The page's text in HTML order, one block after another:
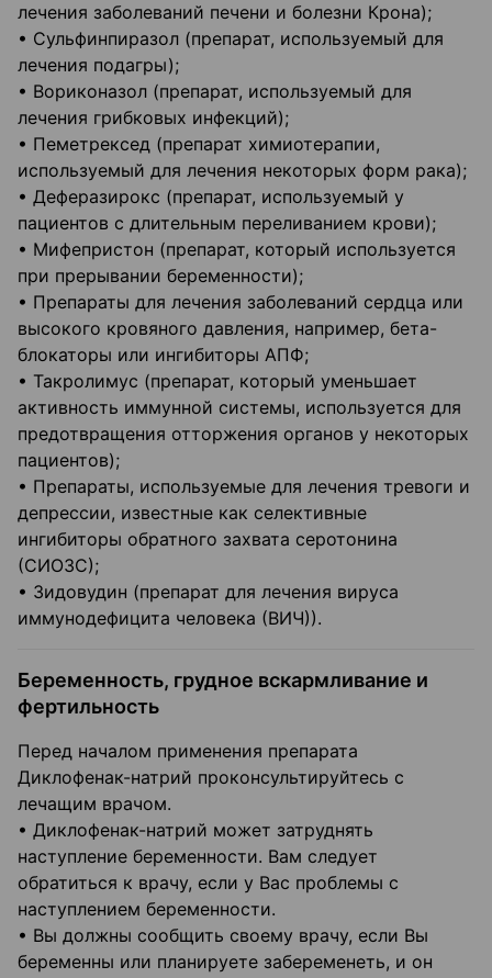
лечения заболеваний печени и болезни Крона);
• Сульфинпиразол (препарат, используемый для
лечения подагры);
• Вориконазол (препарат, используемый для
лечения грибковых инфекций);
• Пеметрексед (препарат химиотерапии,
используемый для лечения некоторых форм рака);
• Деферазирокс (препарат, используемый у
пациентов с длительным переливанием крови);
• Мифепристон (препарат, который используется
при прерывании беременности);
• Препараты для лечения заболеваний сердца или
высокого кровяного давления, например, бета-
блокаторы или ингибиторы АПФ;
• Такролимус (препарат, который уменьшает
активность иммунной системы, используется для
предотвращения отторжения органов у некоторых
пациентов);
• Препараты, используемые для лечения тревоги и
депрессии, известные как селективные
ингибиторы обратного захвата серотонина
(СИОЗС);
• Зидовудин (препарат для лечения вируса
иммунодефицита человека (ВИЧ)).
Беременность, грудное вскармливание и
фертильность
Перед началом применения препарата
Диклофенак-натрий проконсультируйтесь с
лечащим врачом.
• Диклофенак-натрий может затруднять
наступление беременности. Вам следует
обратиться к врачу, если у Вас проблемы с
наступлением беременности.
• Вы должны сообщить своему врачу, если Вы
беременны или планируете забеременеть, и он